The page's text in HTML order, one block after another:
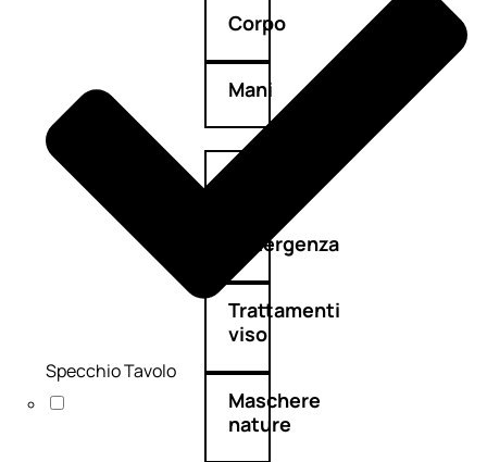
Corpo
Mani
Detergenza
Trattamenti
viso
Maschere
nature
Specchio Tavolo